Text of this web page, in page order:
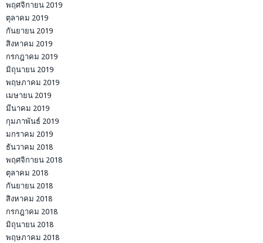
พฤศจิกายน 2019
ตุลาคม 2019
กันยายน 2019
สิงหาคม 2019
กรกฎาคม 2019
มิถุนายน 2019
พฤษภาคม 2019
เมษายน 2019
มีนาคม 2019
กุมภาพันธ์ 2019
มกราคม 2019
ธันวาคม 2018
พฤศจิกายน 2018
ตุลาคม 2018
กันยายน 2018
สิงหาคม 2018
กรกฎาคม 2018
มิถุนายน 2018
พฤษภาคม 2018